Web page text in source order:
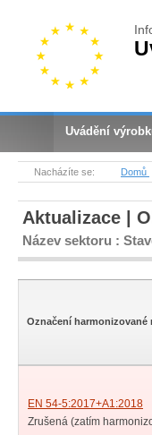
Uvádění
Nacházíte se: Domů
Aktualizace |
Název sektoru :
Označení harmonizované
EN 54-5:2017+A1:2018
Zrušená (zatím